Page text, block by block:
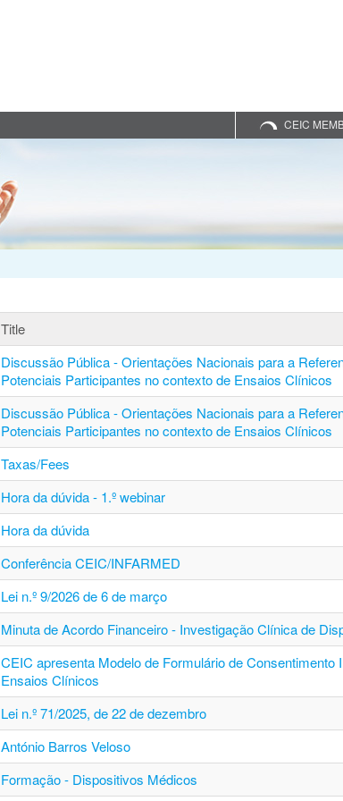
CEIC
Title
Discussão Pública - Orientações Nacionais para a
Potenciais Participantes no contexto de Ensaios Clínicos
Discussão Pública - Orientações Nacionais para a
Potenciais Participantes no contexto de Ensaios Clínicos
Taxas/Fees
Hora da dúvida - 1.º webinar
Hora da dúvida
Conferência CEIC/INFARMED
Lei n.º 9/2026 de 6 de março
Minuta de Acordo Financeiro - Investigação Clínica de
CEIC apresenta Modelo de Formulário de Consentimento
Ensaios Clínicos
Lei n.º 71/2025, de 22 de dezembro
António Barros Veloso
Formação - Dispositivos Médicos